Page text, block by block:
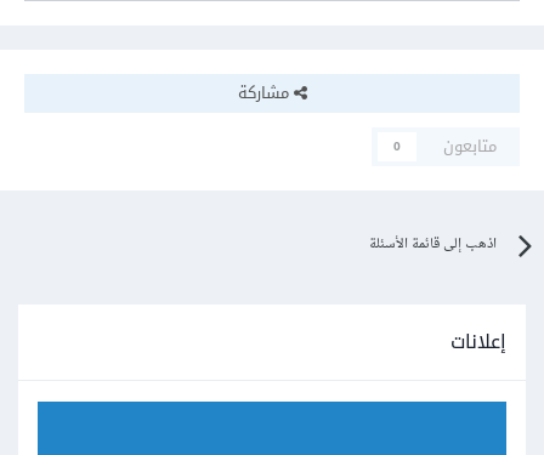
مشاركة
متابعون
0
اذهب إلى قائمة الأسئلة
إعلانات